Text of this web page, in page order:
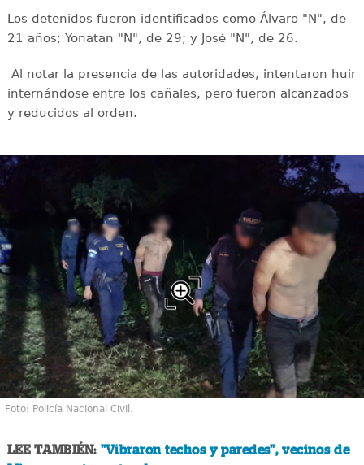
Los detenidos fueron identificados como Álvaro "N", de
21 años; Yonatan "N", de 29; y José "N", de 26.
Al notar la presencia de las autoridades, intentaron huir
internándose entre los cañales, pero fueron alcanzados
y reducidos al orden.
Foto: Policía Nacional Civil.
LEE TAMBIÉN:"Vibraron techos y paredes", vecinos de